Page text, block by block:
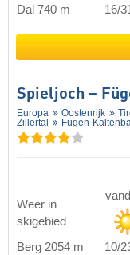
Dal 740 m
16/
Spieljoch –
Europa Oostenrijk
Zillertal
Fügen-
Weer in
skigebied
Berg 2054 m 10/